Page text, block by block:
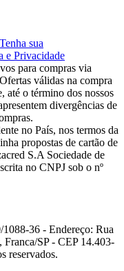
Tenha sua
e Privacidade
para compras via
válidas na compra
até o término dos nossos
divergências de
no País, nos termos da
propostas de cartão de
S.A Sociedade de
no CNPJ sob o nº
36 - Endereço: Rua
SP - CEP 14.403-
reservados.